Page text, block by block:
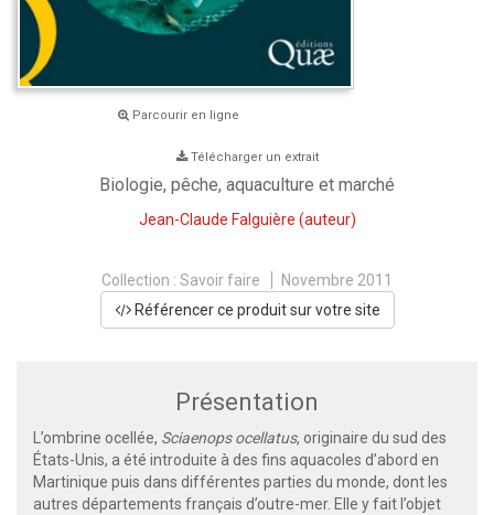
Parcourir en ligne
Télécharger un extrait
Biologie, pêche, aquaculture et marché
Jean-Claude Falguière (auteur)
Collection : Savoir faire
Novembre 2011
Référencer ce produit sur votre site
Présentation
L’ombrine ocellée, Sciaenops ocellatus, originaire du sud des
États-Unis, a été introduite à des fins aquacoles d’abord en
Martinique puis dans différentes parties du monde, dont les
autres départements français d’outre-mer. Elle y fait l’objet